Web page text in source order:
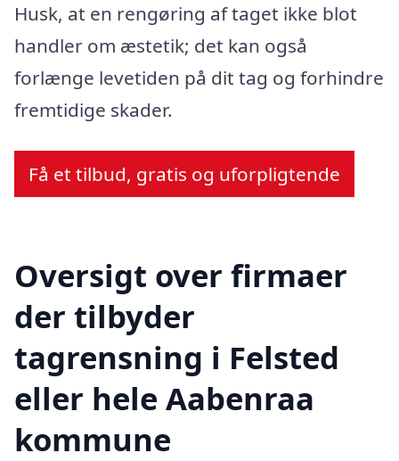
Husk, at en rengøring af taget ikke blot
handler om æstetik; det kan også
forlænge levetiden på dit tag og forhindre
fremtidige skader.
Få et tilbud, gratis og uforpligtende
Oversigt over firmaer
der tilbyder
tagrensning i Felsted
eller hele Aabenraa
kommune